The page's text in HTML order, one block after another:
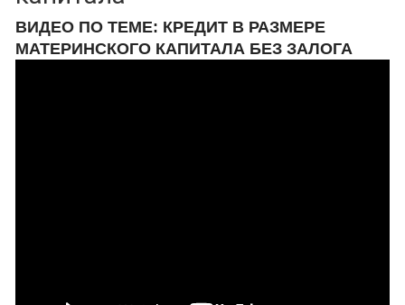
ВИДЕО ПО ТЕМЕ: КРЕДИТ В РАЗМЕРЕ
МАТЕРИНСКОГО КАПИТАЛА БЕЗ ЗАЛОГА